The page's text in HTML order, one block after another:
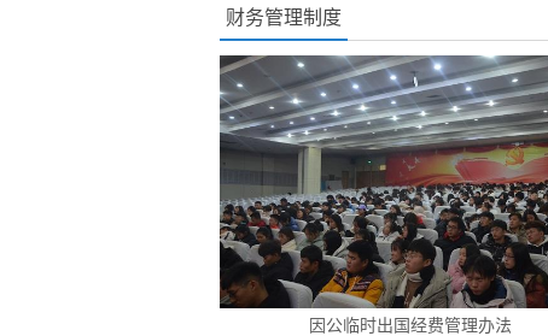
财务管理制度
因公临时出国经费管理办法